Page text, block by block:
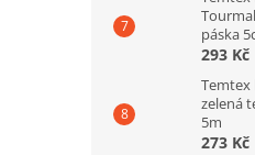
páska
293 Kč
Temtex
zelená
5m
273 Kč